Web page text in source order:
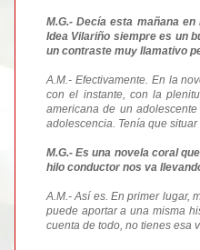
M.G.- Decía esta mañana
Idea Vilariño siempre es un
un contraste muy llamativo
A.M.- Efectivamente. En la
con el instante, con la
americana de un
adolescencia. Tenía que
M.G.- Es una novela coral
hilo conductor nos va
A.M.- Así es. En primer lugar,
puede aportar a una misma
cuenta de todo, no tienes esa